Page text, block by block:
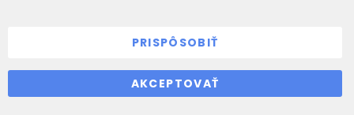
ZANECHAJTE NÁM SPRÁVU
AKCEPTOVAŤ
PRISPÔSOBIŤ